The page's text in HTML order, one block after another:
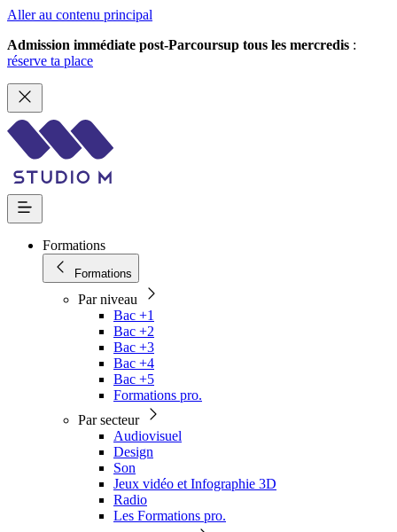
Aller au contenu principal
Admission immédiate post-Parcoursup tous les mercredis :
réserve ta place
Formations
Formations
Par niveau
Bac +1
Bac +2
Bac +3
Bac +4
Bac +5
Formations pro.
Par secteur
Audiovisuel
Design
Son
Jeux vidéo et Infographie 3D
Radio
Les Formations pro.